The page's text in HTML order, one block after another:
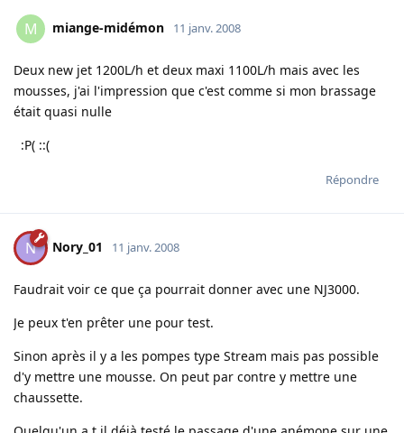
M miange-midémon 11 janv. 2008
Deux new jet 1200L/h et deux maxi 1100L/h mais avec les
mousses, j'ai l'impression que c'est comme si mon brassage
était quasi nulle
:P( ::(
Répondre
N Nory_01 11 janv. 2008
Faudrait voir ce que ça pourrait donner avec une NJ3000.
Je peux t'en prêter une pour test.
Sinon après il y a les pompes type Stream mais pas possible
d'y mettre une mousse. On peut par contre y mettre une
chaussette.